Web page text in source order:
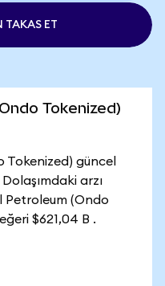
TAKAS ET
Tokenized)
güncel
arzı
Petroleum (Ondo
$621,04 B .